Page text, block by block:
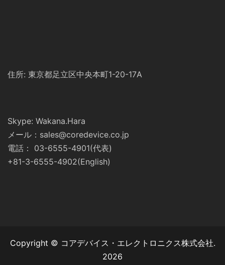
住所: 東京都足立区中央本町1-20-17A
Skype: Wakana.Hara
メール：sales@coredevice.co.jp
電話： 03-6555-4901(代表)
+81-3-6555-4902(English)
Copyright © コアデバイス・エレクトロニクス株式会社.
2026